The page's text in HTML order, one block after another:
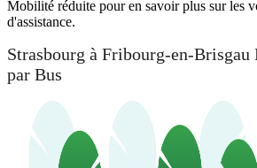
Mobilité réduite pour en savoir plus sur les
d'assistance.
Strasbourg à Fribourg-en-Brisgau
par Bus